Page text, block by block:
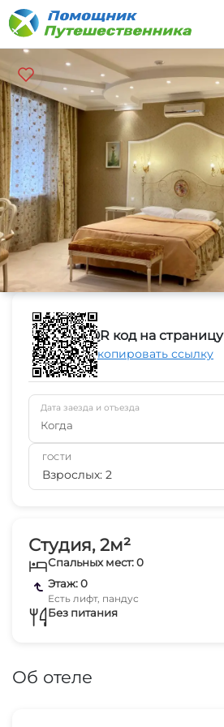
Студия, 2м²
Спальных мест: 0
Этаж: 0
Есть лифт, пандус
Без питания
Об отеле
QR код на страницу
Скопировать ссылку
Дата заезда и отъезда
Когда
ГОСТИ
Взрослых: 2